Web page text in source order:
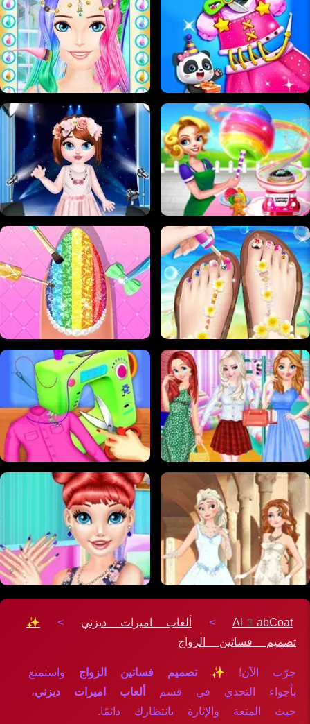
Al3abCoat
> ألعاب اميرات ديزني >
✨
تصميم فساتين الزواج
جرّب الآن! ✨ تصميم فساتين الزواج واستمتع
بأجواء التحدي في قسم
ألعاب اميرات ديزني،
حيث المتعة والإثارة بانتظارك دائمًا.